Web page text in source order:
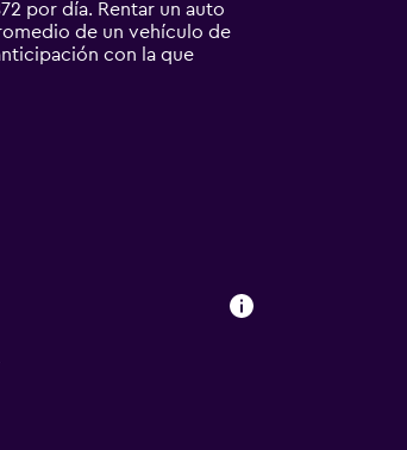
por día. Rentar un auto
de un vehículo de
con la que